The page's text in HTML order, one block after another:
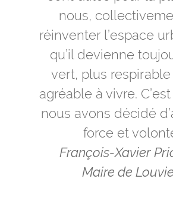
nous,
réinventer l’espace
qu’il devienne
vert, plus
agréable à vivre.
nous avons décidé
force et
François-Xavier
Maire de